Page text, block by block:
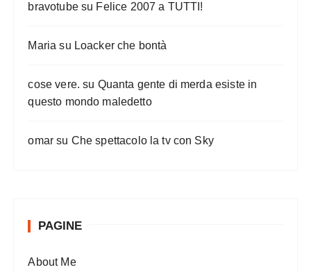
bravotubesu Felice 2007 a TUTTI!
Maria su Loacker che bontà
cose vere. su Quanta gente di merda esiste in
questo mondo maledetto
omar su Che spettacolo la tv con Sky
PAGINE
About Me